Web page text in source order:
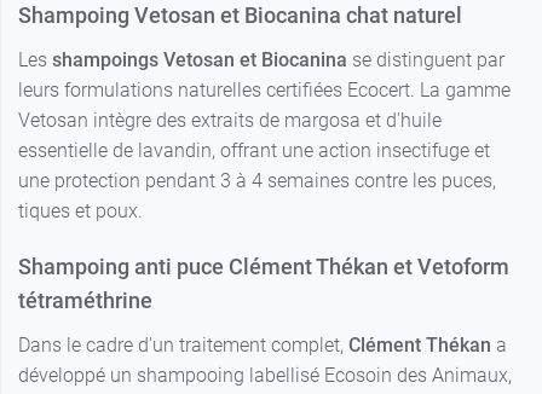
Shampoing Vetosan et Biocanina chat naturel
Les shampoings Vetosan et Biocanina se distinguent par
leurs formulations naturelles certifiées Ecocert. La gamme
Vetosan intègre des extraits de margosa et d'huile
essentielle de lavandin, offrant une action insectifuge et
une protection pendant 3 à 4 semaines contre les puces,
tiques et poux.
Shampoing anti puce Clément Thékan et Vetoform
tétraméthrine
Dans le cadre d'un traitement complet, Clément Thékan a
développé un shampooing labellisé Ecosoin des Animaux,